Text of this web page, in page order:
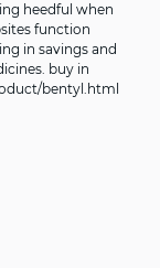
heedful when
function
in savings and
buy in
bentyl.html